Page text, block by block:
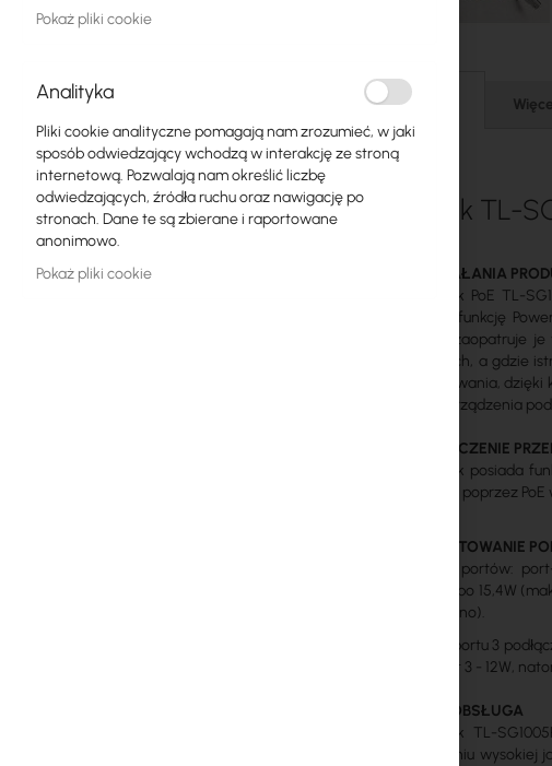
Routery LAN
Licencje MikroTik
Monitoring, Smart Home IoT
Zewnętrzne urządzenia WiFi
początek
Szczegóły
TP-Link TL-
OPIS DZIAŁANIA
Przełącznik PoE TL-
obsługują funkcję
802.3af i zaopatruje
zasilających, a gdzie
priorytetowania,
do 58W. Urządzenia
ZABEZPIECZENIE
Przełącznik posiada
zasilanych poprzez
PRIORYTETOWANIE
Priorytety portów:
pobierają po 15,4W
na czerwono).
Jeżeli do portu 3
15,4W, port 3 - 12W,
PROSTA OBSŁUGA
Przełącznik TL-
zapewnieniu wysokiej
Pokaż pliki cookie
Analityka
Pliki cookie analityczne pomagają nam zrozumieć, w jaki
sposób odwiedzający wchodzą w interakcję ze stroną
internetową. Pozwalają nam określić liczbę
odwiedzających, źródła ruchu oraz nawigację po
stronach. Dane te są zbierane i raportowane
anonimowo.
Pokaż pliki cookie